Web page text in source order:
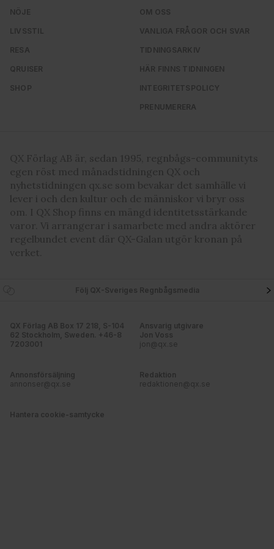
NÖJE
LIVSSTIL
RESA
QRUISER
SHOP
OM OSS
VANLIGA FRÅGOR OCH SVAR
TIDNINGSARKIV
HÄR FINNS TIDNINGEN
INTEGRITETSPOLICY
PRENUMERERA
QX Förlag AB är, sedan 1995, regnbågs-communityts
egen röst med månadstidningen QX och
nyhetstidningen qx.se som bevakar det samhälle vi
lever i och den kultur och de människor vi bryr oss
om. I QX Shop finns en mängd identitetsstärkande
varor. Vi arrangerar i samarbete med andra aktörer
regelbundet event där QX-Galan utgör kronan på
verket.
Följ QX-Sveriges Regnbågsmedia
QX Förlag AB Box 17 218, S-104
62 Stockholm, Sweden. +46-8
7203001
Ansvarig utgivare
Jon Voss
jon@qx.se
Annonsförsäljning
annonser@qx.se
Redaktion
redaktionen@qx.se
Hantera cookie-samtycke